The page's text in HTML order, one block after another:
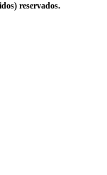
reservados.